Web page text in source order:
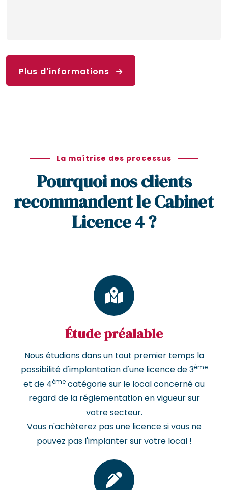
Plus d'informations
La maîtrise des processus
Pourquoi nos clients
recommandent le Cabinet
Licence 4 ?
Étude préalable
Nous étudions dans un tout premier temps la
possibilité d'implantation d'une licence de 3ème
et de 4ème catégorie sur le local concerné au
regard de la réglementation en vigueur sur
votre secteur.
Vous n'achèterez pas une licence si vous ne
pouvez pas l'implanter sur votre local !